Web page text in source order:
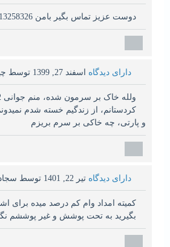
دوست عزیز تماس بگیر بامن 09213258326
دارای دیدگاه اسفند 27, 1399 توسط
کردستانم، از زندگیم خسته شدم
و پارتی، چه خاکی بر سرم بریزم
دارای دیدگاه تیر 22, 1401 توسط سجاد
کمیته امداد وام کم درصد میده برای
بگیرید به تحت پوشش و غیر پوششم نگا